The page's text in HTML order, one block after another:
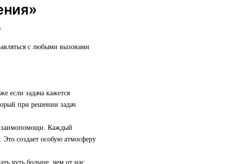
с любыми вызовами
если задача кажется
при решении задач
Каждый
Это создает особую атмосферу
чуть больше, чем от нас